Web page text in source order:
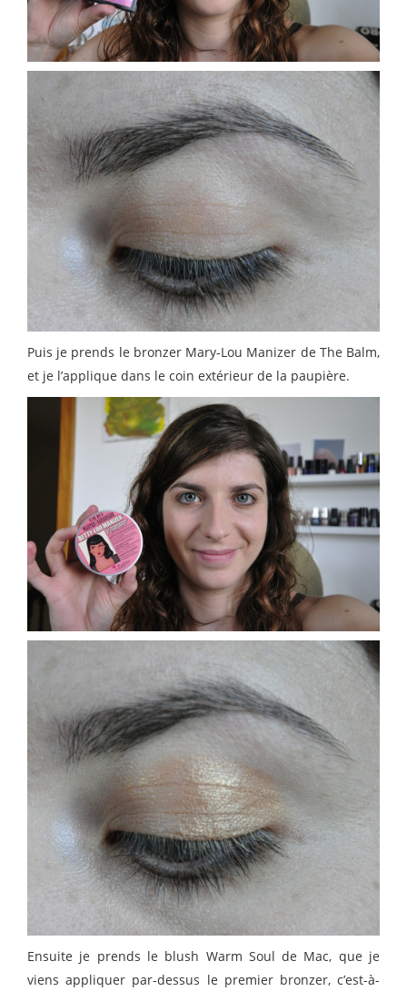
Puis je prends le bronzer Mary-Lou Manizer de The Balm,
et je l’applique dans le coin extérieur de la paupière.
Ensuite je prends le blush Warm Soul de Mac, que je
viens appliquer par-dessus le premier bronzer, c’est-à-